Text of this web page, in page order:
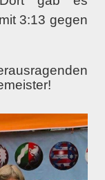
3:13 gegen